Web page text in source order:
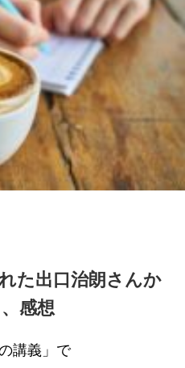
た出口治朗さんか
感想
講義」で